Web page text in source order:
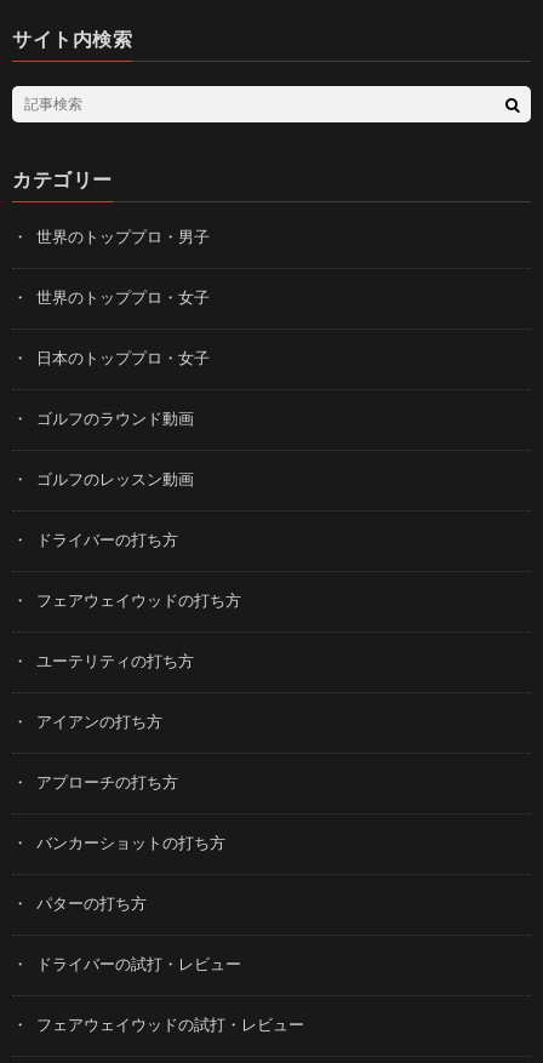
サイト内検索
カテゴリー
世界のトッププロ・男子
世界のトッププロ・女子
日本のトッププロ・女子
ゴルフのラウンド動画
ゴルフのレッスン動画
ドライバーの打ち方
フェアウェイウッドの打ち方
ユーテリティの打ち方
アイアンの打ち方
アプローチの打ち方
バンカーショットの打ち方
パターの打ち方
ドライバーの試打・レビュー
フェアウェイウッドの試打・レビュー